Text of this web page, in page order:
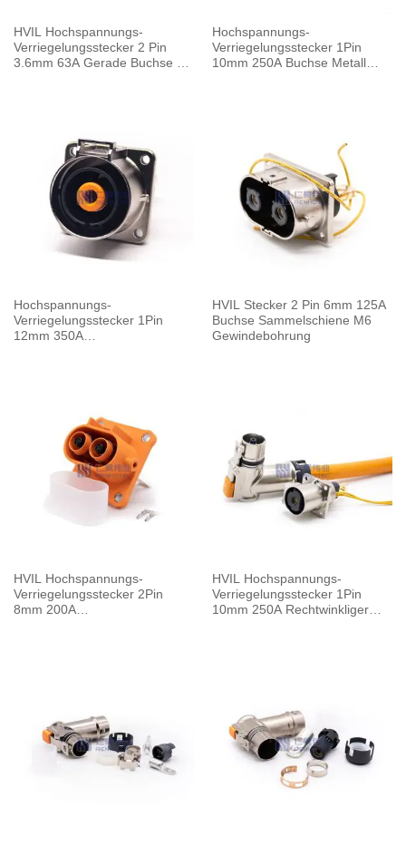
HVIL Hochspannungs-
Verriegelungsstecker 2 Pin
3.6mm 63A Gerade Buchse A
Hochspannungs-
Verriegelungsstecker 1Pin
10mm 250A Buchse Metall
Hochspannungs-
Verriegelungsstecker 1Pin
12mm 350A
HVIL Stecker 2 Pin 6mm 125A
Buchse Sammelschiene M6
Gewindebohrung
HVIL Hochspannungs-
Verriegelungsstecker 2Pin
8mm 200A
HVIL Hochspannungs-
Verriegelungsstecker 1Pin
10mm 250A Rechtwinkliger